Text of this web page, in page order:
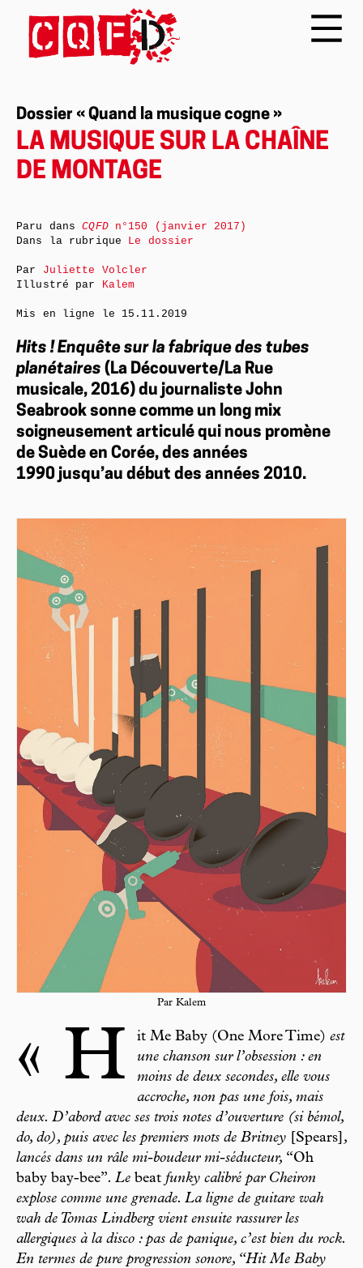
Dossier « Quand la musique cogne »
LA MUSIQUE SUR LA CHAÎNE
DE MONTAGE
Hits ! Enquête sur la fabrique des tubes
planétaires (La Découverte/La Rue
musicale, 2016) du journaliste John
Seabrook sonne comme un long mix
soigneusement articulé qui nous promène
de Suède en Corée, des années
1990 jusqu’au début des années 2010.
Par Kalem
« H it Me Baby (One More Time) est
une chanson sur l’obsession : en
moins de deux secondes, elle vous
accroche, non pas une fois, mais
deux. D’abord avec ses trois notes d’ouverture (si bémol,
do, do), puis avec les premiers mots de Britney
[Spears] ,
lancés dans un râle mi-boudeur mi-séducteur, “Oh
baby bay-bee”. Le beat funky calibré par Cheiron
explose comme une grenade. La ligne de guitare wah
wah de Tomas Lindberg vient ensuite rassurer les
allergiques à la disco : pas de panique, c’est bien du rock.
En termes de pure progression sonore, “Hit Me Baby
Paru dansCQFDn°150 (janvier 2017)
Dans la rubrique Le dossier
Par Juliette Volcler
Illustré par Kalem
Mis en ligne le 15.11.2019